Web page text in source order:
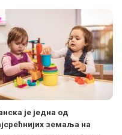
је једна од
земаља на